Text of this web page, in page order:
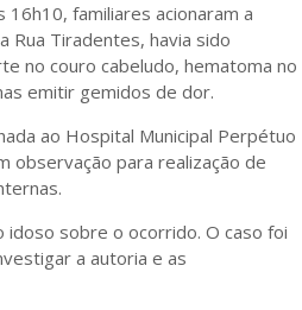
familiares acionaram a
Rua Tiradentes, havia sido
no couro cabeludo, hematoma no
emitir gemidos de dor.
ao Hospital Municipal Perpétuo
observação para realização de
idoso sobre o ocorrido. O caso foi
a autoria e as